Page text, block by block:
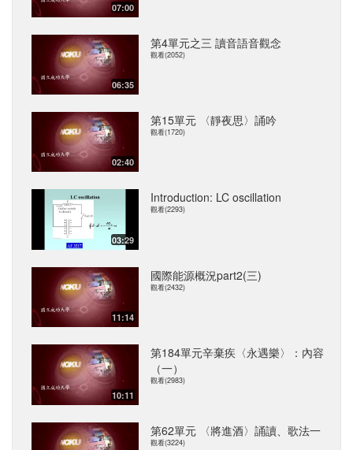
07:00
06:35
第4單元之三 讀音語音觀念
觀看(2052)
02:40
第15單元 〈靜夜思〉誦吟
觀看(1720)
03:29
Introduction: LC oscillation
觀看(2293)
11:14
國際能源概況part2(三)
觀看(2432)
10:11
第184單元辛棄疾〈永遇樂〉：內容
（一）
觀看(2983)
第62單元 〈將進酒〉誦讀、歌法一
觀看(3224)